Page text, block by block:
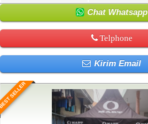
Chat Whatsapp
Telphone
Kirim Email
SELLER